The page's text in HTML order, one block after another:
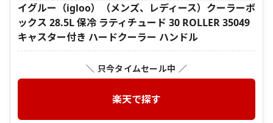
イグルー（igloo）（メンズ、レディース）クーラーボ
ックス 28.5L 保冷 ラティチュード 30 ROLLER 35049
キャスター付き ハードクーラー ハンドル
＼ 只今タイムセール中 ／
楽天で探す